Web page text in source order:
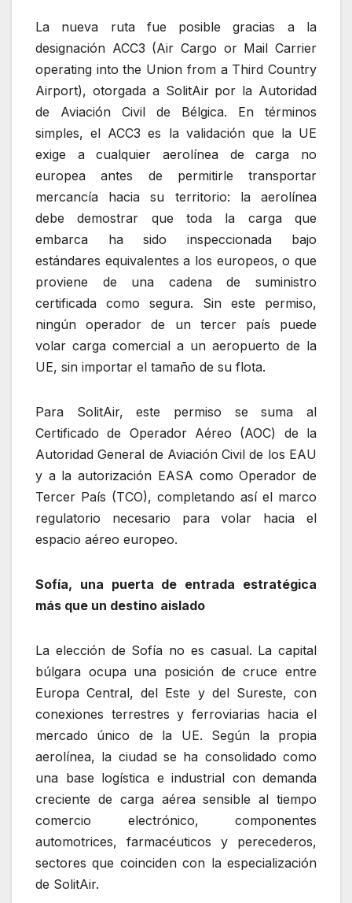
La nueva ruta fue posible gracias a la
designación ACC3 (Air Cargo or Mail Carrier
operating into the Union from a Third Country
Airport), otorgada a SolitAir por la Autoridad
de Aviación Civil de Bélgica. En términos
simples, el ACC3 es la validación que la UE
exige a cualquier aerolínea de carga no
europea antes de permitirle transportar
mercancía hacia su territorio: la aerolínea
debe demostrar que toda la carga que
embarca ha sido inspeccionada bajo
estándares equivalentes a los europeos, o que
proviene de una cadena de suministro
certificada como segura. Sin este permiso,
ningún operador de un tercer país puede
volar carga comercial a un aeropuerto de la
UE, sin importar el tamaño de su flota.
Para SolitAir, este permiso se suma al
Certificado de Operador Aéreo (AOC) de la
Autoridad General de Aviación Civil de los EAU
y a la autorización EASA como Operador de
Tercer País (TCO), completando así el marco
regulatorio necesario para volar hacia el
espacio aéreo europeo.
Sofía, una puerta de entrada estratégica
más que un destino aislado
La elección de Sofía no es casual. La capital
búlgara ocupa una posición de cruce entre
Europa Central, del Este y del Sureste, con
conexiones terrestres y ferroviarias hacia el
mercado único de la UE. Según la propia
aerolínea, la ciudad se ha consolidado como
una base logística e industrial con demanda
creciente de carga aérea sensible al tiempo
comercio electrónico, componentes
automotrices, farmacéuticos y perecederos,
sectores que coinciden con la especialización
de SolitAir.